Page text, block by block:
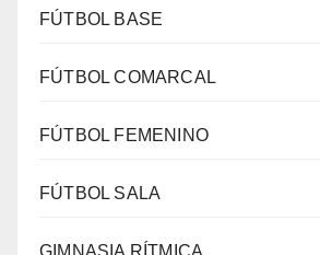
FÚTBOL BASE
FÚTBOL COMARCAL
FÚTBOL FEMENINO
FÚTBOL SALA